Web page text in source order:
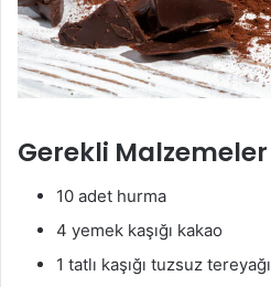
Gerekli Malzemeler
10 adet hurma
4 yemek kaşığı kakao
1 tatlı kaşığı tuzsuz tereyağı